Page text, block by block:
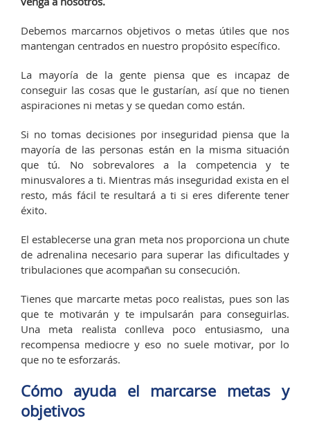
Debemos marcarnos objetivos o metas útiles que nos
mantengan centrados en nuestro propósito específico.
La mayoría de la gente piensa que es incapaz de
conseguir las cosas que le gustarían, así que no tienen
aspiraciones ni metas y se quedan como están.
Si no tomas decisiones por inseguridad piensa que la
mayoría de las personas están en la misma situación
que tú. No sobrevalores a la competencia y te
minusvalores a ti. Mientras más inseguridad exista en el
resto, más fácil te resultará a ti si eres diferente tener
éxito.
El establecerse una gran meta nos proporciona un chute
de adrenalina necesario para superar las dificultades y
tribulaciones que acompañan su consecución.
Tienes que marcarte metas poco realistas, pues son las
que te motivarán y te impulsarán para conseguirlas.
Una meta realista conlleva poco entusiasmo, una
recompensa mediocre y eso no suele motivar, por lo
que no te esforzarás.
Cómo ayuda el marcarse metas y
objetivos